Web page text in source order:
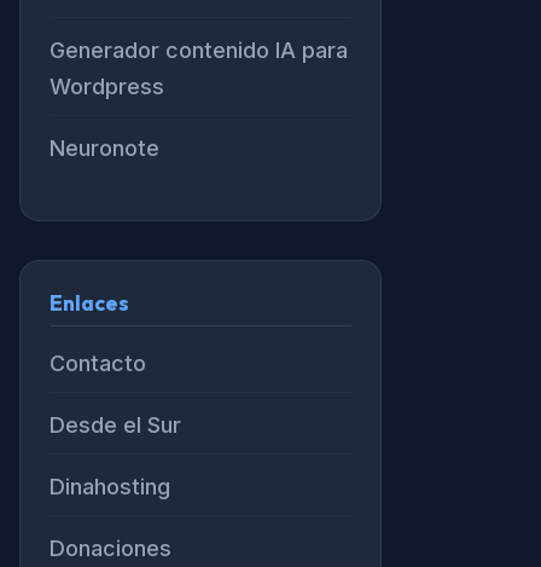
Generador contenido IA para
Wordpress
Neuronote
Enlaces
Contacto
Desde el Sur
Dinahosting
Donaciones